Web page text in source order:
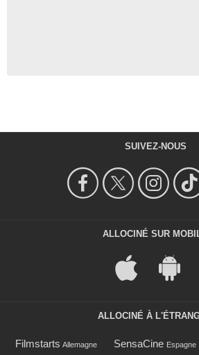
SUIVEZ-NOUS
ALLOCINÉ SUR
ALLOCINÉ À
Filmstarts Allemagne SensaCine Espagne